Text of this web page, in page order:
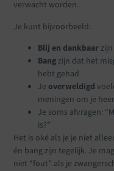
verwacht worden.
Je kunt bijvoorbeeld:
Blij en dankbaar
Bangzijn dat het
hebt gehad
Je overweldigd
meningen om je
Je soms afvragen:
is?”
Het is oké als je je niet
én bang zijn tegelijk. Je
niet “fout” als je